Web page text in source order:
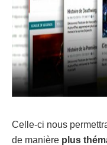
Celle-ci nous
de manière plus